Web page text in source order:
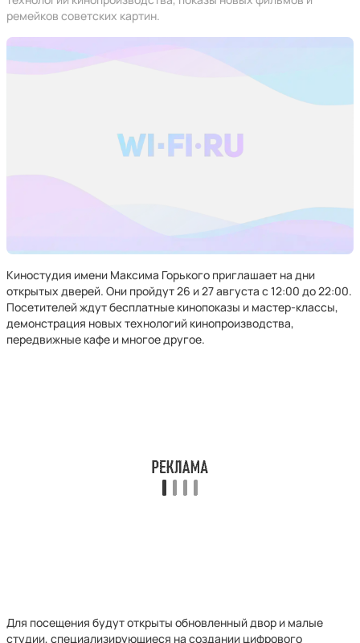
ремейков советских картин.
Киностудия имени Максима Горького приглашает на дни
открытых дверей. Они пройдут 26 и 27 августа с 12:00 до 22:00.
Посетителей ждут бесплатные кинопоказы и мастер-классы,
демонстрация новых технологий кинопроизводства,
передвижные кафе и многое другое.
Для посещения будут открыты обновленный двор и малые
студии, специализирующиеся на создании цифрового